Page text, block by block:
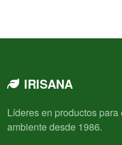
IRISANA
Líderes en productos
ambiente desde 1986.